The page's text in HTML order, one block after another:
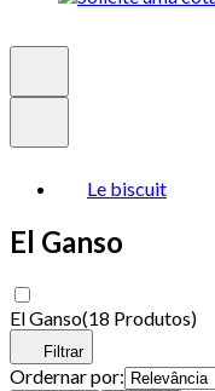
Le biscuit
El Ganso
El Ganso(18 Produtos)
Filtrar
Ordernar por: